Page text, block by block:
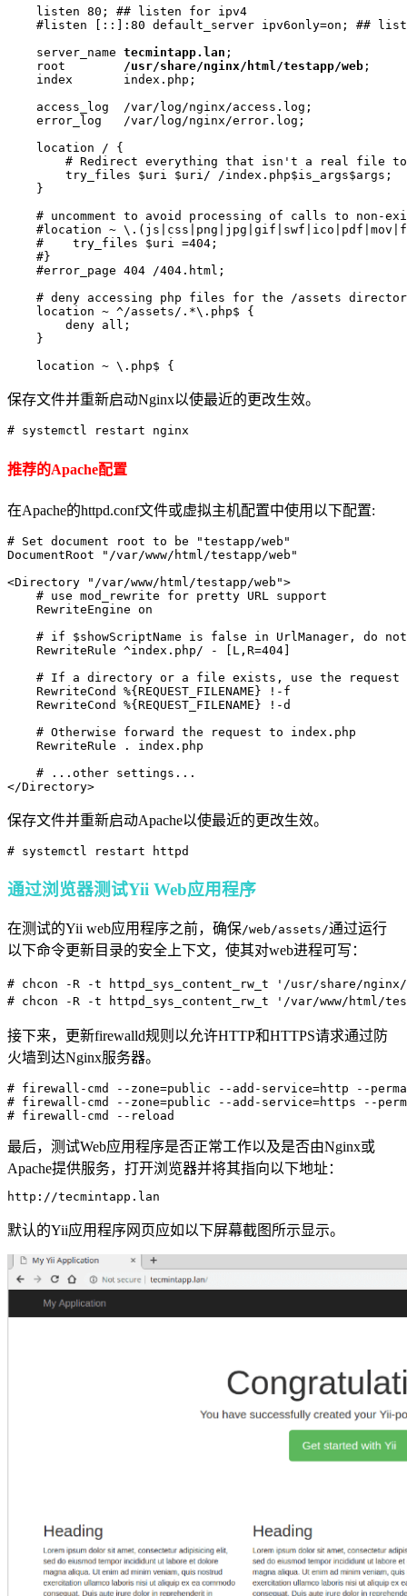
    listen 80; ## listen for ipv4
#listen [::]:80 default_server ipv6only=on; ##
    server_name
tecmintapp.lan ;
    root
/usr/share/nginx/html/testapp/web ;
    index       index.php;
    access_log  /var/log/nginx/access.log;
    error_log   /var/log/nginx/error.log;
    location / {
# Redirect everything that isn't a real file
        try_files $uri $uri/ /index.php$is_args$args;
    }
# uncomment to avoid processing of calls to non-
#location ~
    #    try_files $uri =404;
    #}
    #error_page 404 /404.html;
# deny accessing php files for the /assets
    location ~ ^/assets/.*\.php$ {
        deny all;
    }
    location ~ \.php$ {
保存文件并重新启动Nginx以使最近的更改生效。
# systemctl restart nginx
推荐的Apache配置
在Apache的httpd.conf文件或虚拟主机配置中使用以下配置:
# Set document root to be "testapp/web"
DocumentRoot "/var/www/html/testapp/web"
<Directory "/var/www/html/testapp/web">
    # use mod_rewrite for pretty URL support
    RewriteEngine on
# if $showScriptName is false in UrlManager, do
    RewriteRule ^index.php/ - [L,R=404]
# If a directory or a file exists, use the request
    RewriteCond %{REQUEST_FILENAME} !-f
    RewriteCond %{REQUEST_FILENAME} !-d
    # Otherwise forward the request to index.php
    RewriteRule . index.php
    # ...other settings...
</Directory>
保存文件并重新启动Apache以使最近的更改生效。
# systemctl restart httpd
通过浏览器测试Yii Web应用程序
在测试的Yii web应用程序之前，确保/web/assets/通过运行
以下命令更新目录的安全上下文，使其对web进程可写：
# chcon -R -t httpd_sys_content_rw_t '/usr/share/
接下来，更新firewalld规则以允许HTTP和HTTPS请求通过防
火墙到达Nginx服务器。
# firewall-cmd --zone=public --add-service=http --
# firewall-cmd --zone=public --add-service=https --
# firewall-cmd --reload
最后，测试Web应用程序是否正常工作以及是否由Nginx或
Apache提供服务，打开浏览器并将其指向以下地址：
默认的Yii应用程序网页应如以下屏幕截图所示显示。